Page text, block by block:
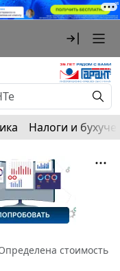
Налоги и
стоимость